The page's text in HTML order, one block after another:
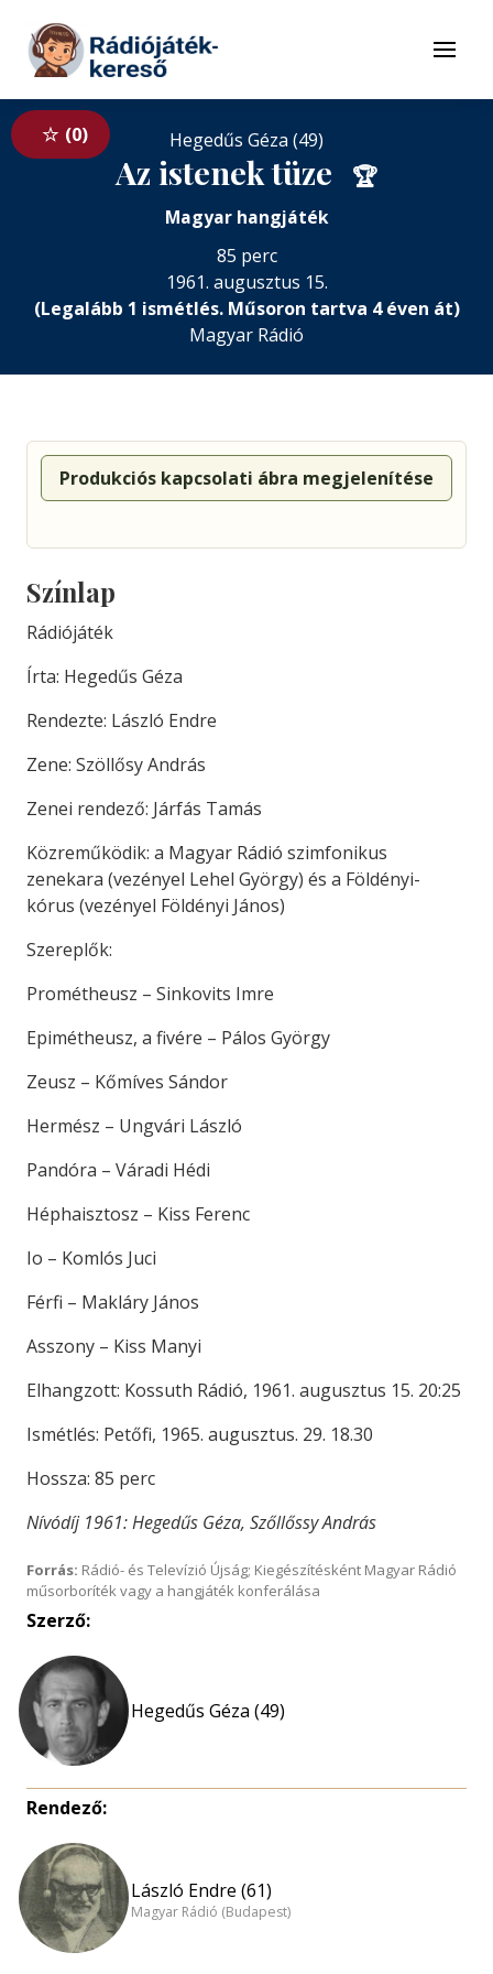
Tovább a tartalomhoz
Menü
0 Hegedűs Géza (49)
Az istenek tüze 🏆
Magyar hangjáték
85 perc
1961. augusztus 15.
(Legalább 1 ismétlés. Műsoron tartva 4 éven át)
Magyar Rádió
Produkciós kapcsolati ábra megjelenítése
Színlap
Rádiójáték
Írta: Hegedűs Géza
Rendezte: László Endre
Zene: Szöllősy András
Zenei rendező: Járfás Tamás
Közreműködik: a Magyar Rádió szimfonikus
zenekara (vezényel Lehel György) és a Földényi-
kórus (vezényel Földényi János)
Szereplők:
Prométheusz – Sinkovits Imre
Epimétheusz, a fivére – Pálos György
Zeusz – Kőmíves Sándor
Hermész – Ungvári László
Pandóra – Váradi Hédi
Héphaisztosz – Kiss Ferenc
Io – Komlós Juci
Férfi – Makláry János
Asszony – Kiss Manyi
Elhangzott: Kossuth Rádió, 1961. augusztus 15. 20:25
Ismétlés: Petőfi, 1965. augusztus. 29. 18.30
Hossza: 85 perc
Nívódíj 1961: Hegedűs Géza, Szőllőssy András
Forrás: Rádió- és Televízió Újság; Kiegészítésként Magyar Rádió
műsorboríték vagy a hangjáték konferálása
Szerző:
Hegedűs Géza (49)
Rendező:
László Endre (61)
Magyar Rádió (Budapest)